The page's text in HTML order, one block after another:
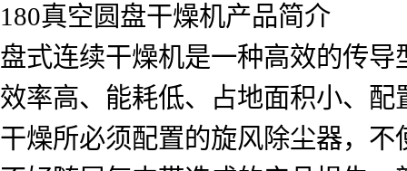
180真空圆盘干燥机产品简介
盘式连续干燥机是一种高效的传
效率高、能耗低、占地面积小、
干燥所必须配置的旋风除尘器，